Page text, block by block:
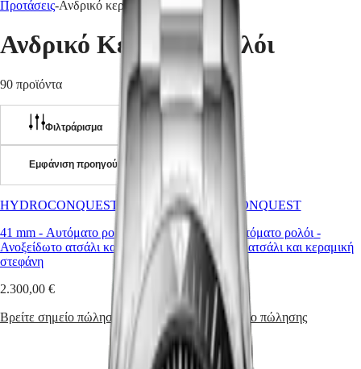
Master
COLLECTION
MASTER
COLLECTION
CHRONOGRAPH
MASTER
COLLECTION
THE
LONGINES
MASTER
COLLECTION
GMT
CONQUEST
CONQUEST
CLASSIC
CONQUEST
CHRONOGRAPH
South
Africa
Αμερική
Canada
( En)
Canada
(
)
México
United
States
Ασία
Ειρηνικός
Australia
中
대
Προτάσεις-Ανδρικό κεραμικό ρολόι
Ανδρικό Κεραμικό Ρολόι
90 προϊόντα
Φιλτράρισμα
Εμφάνιση προηγούμενης σελίδας
HYDROCONQUEST
41 mm - Αυτόματο ρολόι
Ανοξείδωτο ατσάλι και κεραμική
στεφάνη
2.300,00 €
Βρείτε σημείο πώλησης
HYDROCONQUEST
41 mm
Αυτόματο ρολόι -
Ανοξείδωτο ατσάλι και κεραμική
στεφάνη
2.300,00 €
Βρείτε σημείο πώλησης